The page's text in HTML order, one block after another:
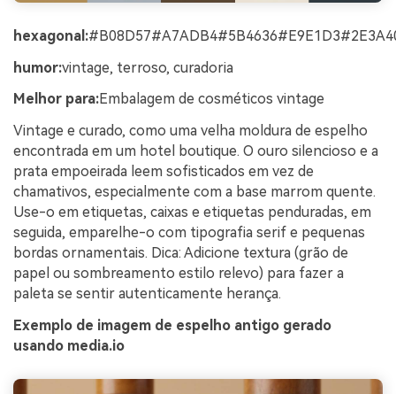
hexagonal:
humor:vintage, terroso, curadoria
Melhor para:Embalagem de cosméticos vintage
Vintage e curado, como uma velha moldura de espelho
encontrada em um hotel boutique. O ouro silencioso e a
prata empoeirada leem sofisticados em vez de
chamativos, especialmente com a base marrom quente.
Use-o em etiquetas, caixas e etiquetas penduradas, em
seguida, emparelhe-o com tipografia serif e pequenas
bordas ornamentais. Dica: Adicione textura (grão de
papel ou sombreamento estilo relevo) para fazer a
paleta se sentir autenticamente herança.
Exemplo de imagem de espelho antigo gerado
usando media.io